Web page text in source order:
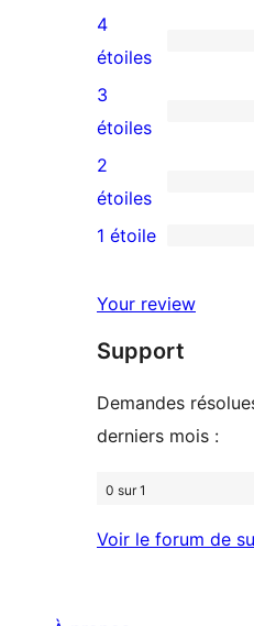
avis
à
5
étoiles
2
avis
à
4
étoiles
4
étoiles
1
avis
à
3
3
étoiles
4
avis
2
2
étoiles
à
1
1 étoile
Your review
Support
Demandes
derniers mois :
0 sur 1
Voir le forum de